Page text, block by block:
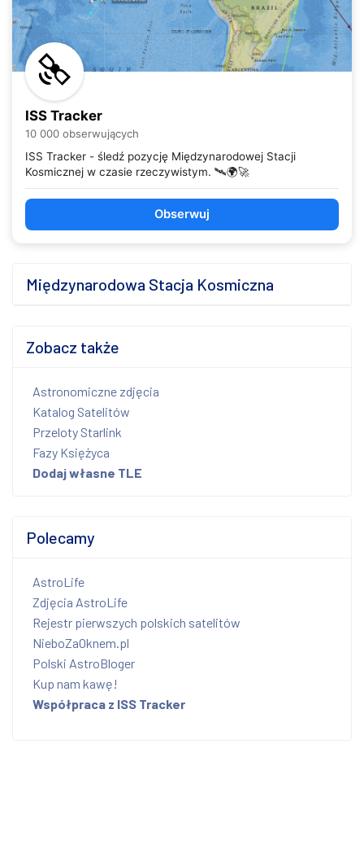
ISS Tracker
10 000 obserwujących
ISS Tracker - śledź pozycję Międzynarodowej Stacji
Kosmicznej w czasie rzeczywistym. 🛰️🌍🚀
Obserwuj
Międzynarodowa Stacja Kosmiczna
Zobacz także
Astronomiczne zdjęcia
Katalog Satelitów
Przeloty Starlink
Fazy Księżyca
Dodaj własne TLE
Polecamy
AstroLife
Zdjęcia AstroLife
Rejestr pierwszych polskich satelitów
NieboZaOknem.pl
Polski AstroBloger
Kup nam kawę!
Współpraca z ISS Tracker